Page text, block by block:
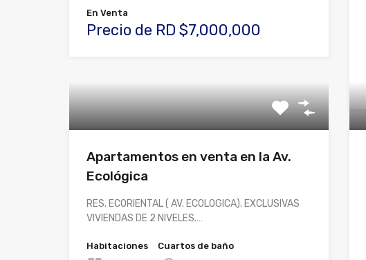
En Venta
Precio de RD $7,000,000
Apartamentos en venta en la Av.
Ecológica
RES. ECORIENTAL ( AV. ECOLOGICA). EXCLUSIVAS
VIVIENDAS DE 2 NIVELES.…
Habitaciones
Cuartos de baño